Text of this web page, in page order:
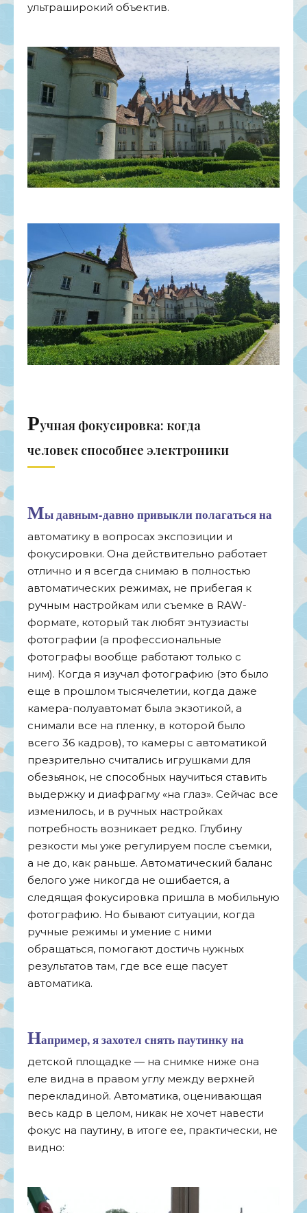
ультраширокий объектив.
Ручная фокусировка: когда
человек способнее электроники
Мы давным-давно привыкли полагаться на
автоматику в вопросах экспозиции и
фокусировки. Она действительно работает
отлично и я всегда снимаю в полностью
автоматических режимах, не прибегая к
ручным настройкам или съемке в RAW-
формате, который так любят энтузиасты
фотографии (а профессиональные
фотографы вообще работают только с
ним). Когда я изучал фотографию (это было
еще в прошлом тысячелетии, когда даже
камера-полуавтомат была экзотикой, а
снимали все на пленку, в которой было
всего 36 кадров), то камеры с автоматикой
презрительно считались игрушками для
обезьянок, не способных научиться ставить
выдержку и диафрагму «на глаз». Сейчас все
изменилось, и в ручных настройках
потребность возникает редко. Глубину
резкости мы уже регулируем после съемки,
а не до, как раньше. Автоматический баланс
белого уже никогда не ошибается, а
следящая фокусировка пришла в мобильную
фотографию. Но бывают ситуации, когда
ручные режимы и умение с ними
обращаться, помогают достичь нужных
результатов там, где все еще пасует
автоматика.
Например, я захотел снять паутинку на
детской площадке — на снимке ниже она
еле видна в правом углу между верхней
перекладиной. Автоматика, оценивающая
весь кадр в целом, никак не хочет навести
фокус на паутину, в итоге ее, практически, не
видно: